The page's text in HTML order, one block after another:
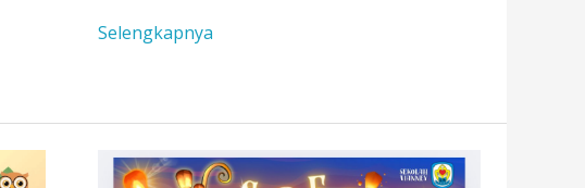
Vianney
School
Cambridge
Selengkapnya